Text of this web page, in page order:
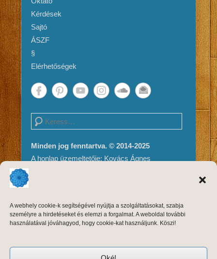
A webhely cookie-k segítségével nyújtja a szolgáltatásokat, szabja
személyre a hirdetéseket és elemzi a forgalmat. A weboldal további
használatával jóváhagyod, hogy cookie-kat használjunk. Köszi!
Kérdések
Sajtó
ÁSZF
§
Elérhetőségek
Search
Minden jog fenntartva. © 2014-2025
A honlap üzemeltetője: Kovács Ágnes
jogvédelem alatt áll, másolni, módosítani
kizárólag a szerző, Kovács Ágnes írásos